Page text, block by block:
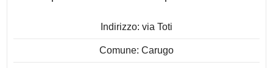
Indirizzo: via Toti
Comune: Carugo